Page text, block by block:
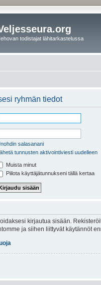
todistajat lähitarkastelussa
ryhmän tiedot
salasanani
tunnusten aktivointiviesti uudelleen
Muista minut
Piilota käyttäjätunnukseni tällä kertaa
kirjautua sisään.
ja siihen liittyvät käytännöt